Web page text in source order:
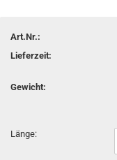
Art.Nr.:
Lieferzeit:
Gewicht:
Länge: